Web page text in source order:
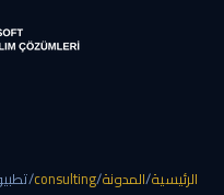
الرئيسية/المدونة/
consulting
/